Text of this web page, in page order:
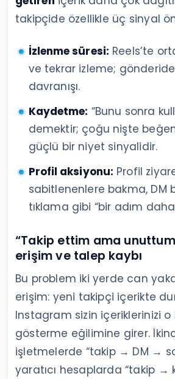
takipçide özellikle üç sinyal
İzlenme süresi: Reels’te
ve tekrar izleme;
davranışı.
Kaydetme: “Bunu sonra
demektir; çoğu nişte
güçlü bir niyet sinyalidir.
Profil aksiyonu: Profil
sabitlenenlere bakma, DM
tıklama gibi “bir adım
“Takip ettim ama
erişim ve talep kaybı
Bu problem iki yerde can
erişim: yeni takipçi içerikte
Instagram sizin içeriklerinizi
gösterme eğilimine girer.
işletmelerde “takip → DM →
yaratıcı hesaplarda “takip